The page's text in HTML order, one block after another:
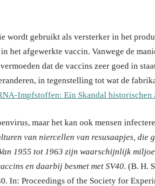
wordt gebruikt als versterker in het
het afgewerkte vaccin. Vanwege de
dat de vaccins zeer goed in
in tegenstelling tot wat de
Impfstoffen: Ein Skandal historischen
maar het kan ook mensen
van niercellen van resusaapjes, die
1955 tot 1963 zijn waarschijnlijk
en daarbij besmet met SV40. (B. H.
In: Proceedings of the Society for